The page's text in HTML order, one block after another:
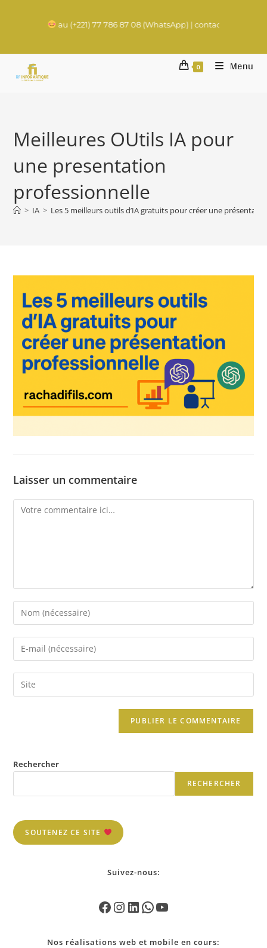
au (+221) 77 786 87 08 (WhatsApp) | contact@rachadifils.com
0 Menu
Meilleures OUtils IA pour
une presentation
professionnelle
> IA > Les 5 meilleurs outils d’IA gratuits pour créer une
Laisser un commentaire
Rechercher
RECHERCHER
SOUTENEZ CE SITE
Suivez-nous:
Nos réalisations web et mobile en cours: